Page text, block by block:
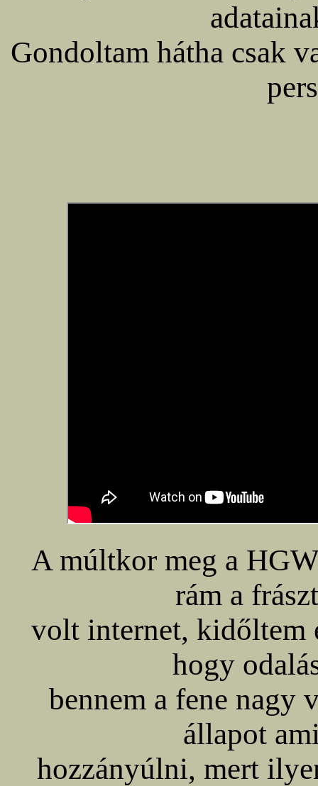
Gondoltam hátha csak
A múltkor meg a
rám a
volt internet, kidőltem
hogy
bennem a fene nagy
állapot
hozzányúlni, mert